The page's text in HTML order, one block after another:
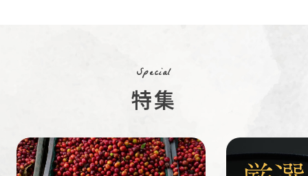
すてきな道
具
生活雑貨 福袋
ブラジル
Special
特集